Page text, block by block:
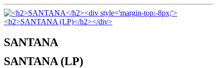
SANTANA
SANTANA (LP)